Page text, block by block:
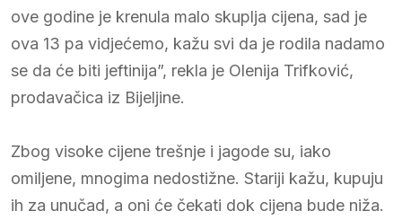
ove godine je krenula malo skuplja cijena, sad je
ova 13 pa vidjećemo, kažu svi da je rodila nadamo
se da će biti jeftinija”, rekla je Olenija Trifković,
prodavačica iz Bijeljine.
Zbog visoke cijene trešnje i jagode su, iako
omiljene, mnogima nedostižne. Stariji kažu, kupuju
ih za unučad, a oni će čekati dok cijena bude niža.